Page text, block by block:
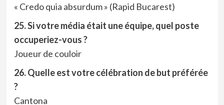
« Credo quia absurdum » (Rapid Bucarest)
25. Si votre média était une équipe, quel poste
occuperiez-vous ?
Joueur de couloir
26. Quelle est votre célébration de but préférée
?
Cantona